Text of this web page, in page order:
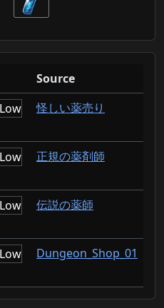
Source
怪しい薬売り
正規の薬剤師
伝説の薬師
Dungeon_Shop_01